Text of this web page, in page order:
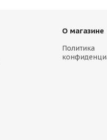
О магазине
Политика